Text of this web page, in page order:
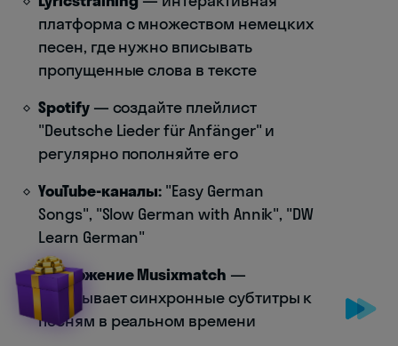
платформа с множеством немецких
песен, где нужно вписывать
пропущенные слова в тексте
Spotify— создайте плейлист
"Deutsche Lieder für Anfänger" и
регулярно пополняйте его
YouTube-каналы: "Easy German
Songs", "Slow German with Annik", "DW
Learn German"
Приложение Musixmatch —
показывает синхронные субтитры к
песням в реальном времени